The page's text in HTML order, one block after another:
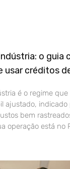
o guia
usar créditos
é o regime
ajustado,
bem
operação está no